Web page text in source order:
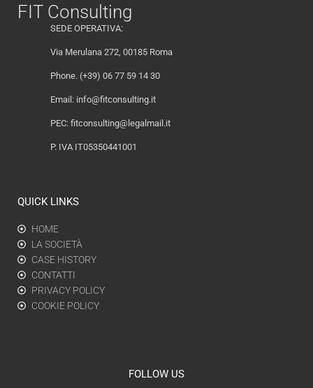
FIT Consulting
SEDE OPERATIVA:
Via Merulana 272, 00185 Roma
Phone. (+39) 06 77 59 14 30
Email: info@fitconsulting.it
PEC: fitconsulting@legalmail.it
P. IVA IT05350441001
QUICK LINKS
HOME
LA SOCIETÀ
CASE HISTORY
CONTATTI
PRIVACY POLICY
COOKIE POLICY
FOLLOW US